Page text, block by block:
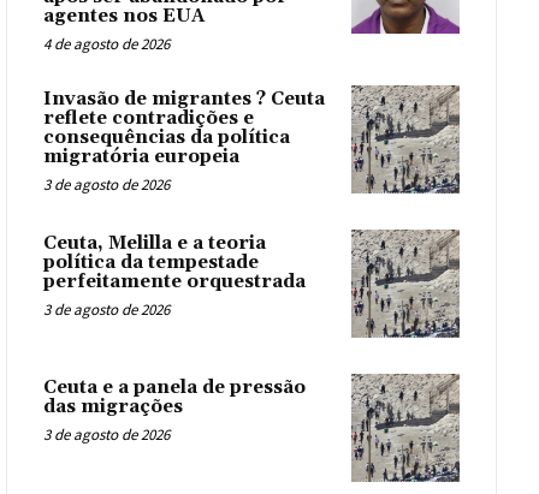
agentes nos EUA
4 de agosto de 2026
Invasão de migrantes ? Ceuta
reflete contradições e
consequências da política
migratória europeia
3 de agosto de 2026
Ceuta, Melilla e a teoria
política da tempestade
perfeitamente orquestrada
3 de agosto de 2026
Ceuta e a panela de pressão
das migrações
3 de agosto de 2026